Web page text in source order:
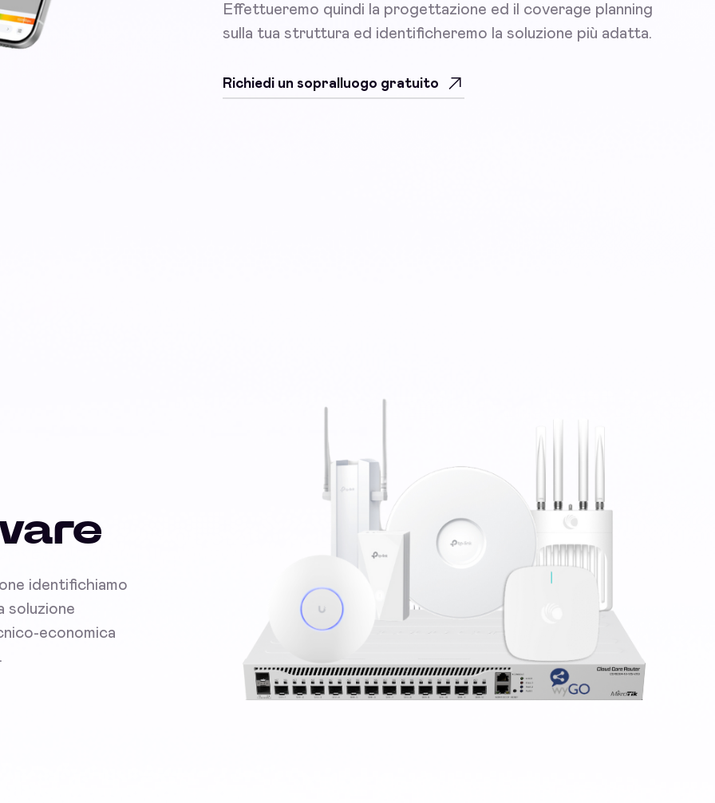
Effettueremo quindi la progettazione ed il coverage planning
sulla tua struttura ed identificheremo la soluzione più adatta.
Richiedi un sopralluogo gratuito
identifichiamo
soluzione
economica